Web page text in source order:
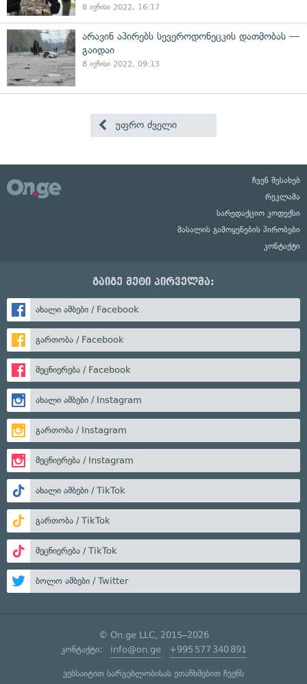
8 ივნისი 2022, 16:17
არავინ აპირებს სევეროდონეცკის დათმობას —
გაიდაი
8 ივნისი 2022, 09:13
უფრო ძველი
ჩვენ შესახებ
რეკლამა
სარედაქციო კოდექსი
მასალის გამოყენების პირობები
კონტაქტი
გაიგე მეტი პირველმა:
ახალი ამბები / Facebook
გართობა / Facebook
მეცნიერება / Facebook
ახალი ამბები / Instagram
გართობა / Instagram
მეცნიერება / Instagram
ახალი ამბები / TikTok
გართობა / TikTok
მეცნიერება / TikTok
ბოლო ამბები / Twitter
© On.ge LLC, 2015–2026
კონტაქტი: info@on.ge +995 577 340 891
ვებსაიტით სარგებლობისას ეთანხმებით ჩვენს